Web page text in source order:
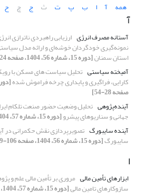
همه
آ ا ب پ ت ث ج چ ح
آ
آستانه مصرف انرژی ارزیابی راهبردی ناترازی
نمونه‌گیری خودگردان خوشه‌ای و ارائه مدل
استان سمنان[دوره 15، شماره 56، 1404، صفحه 24-56]
آمیخته سیاستی تحلیل سیاست های مسکن با
کارایی، فراگیری و پایداری چرخه فراموش شده
صفحه 28-54]
آینده‌پژوهی تحلیل وضعیت حضور صنعت تلکام
جهانی و سناریوهای پیشرو[دوره 15، شماره 57، 1404، صفحه 152-183]
آینده سایبورگ تصویرپردازی نقش حکمرانی در
سایبورگ[دوره 15، شماره 56، 1404، صفحه 106-129]
ا
ابزارهای تأمین مالی مروری بر تأمین مالی علم و
سازوکارهای تامین مالی[دوره 15، شماره 57، 1404، صفحه 22-54]